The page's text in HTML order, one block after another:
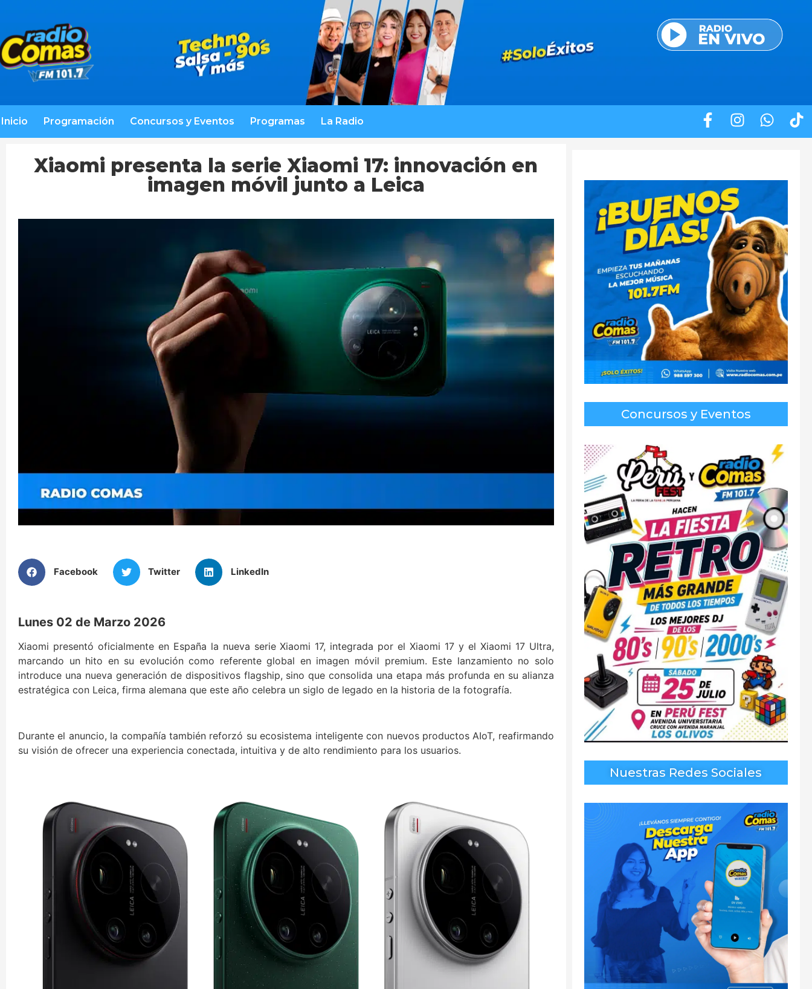
Inicio Programación Concursos y Eventos Programas La Radio
Xiaomi presenta la serie Xiaomi 17: innovación en
imagen móvil junto a Leica
Facebook Twitter LinkedIn
Lunes 02 de Marzo 2026
Xiaomi presentó oficialmente en España la nueva serie Xiaomi 17, integrada por el Xiaomi 17 y el Xiaomi 17 Ultra,
marcando un hito en su evolución como referente global en imagen móvil premium. Este lanzamiento no solo
introduce una nueva generación de dispositivos flagship, sino que consolida una etapa más profunda en su alianza
estratégica con Leica, firma alemana que este año celebra un siglo de legado en la historia de la fotografía.
Durante el anuncio, la compañía también reforzó su ecosistema inteligente con nuevos productos AIoT, reafirmando
su visión de ofrecer una experiencia conectada, intuitiva y de alto rendimiento para los usuarios.
Concursos y Eventos
Nuestras Redes Sociales